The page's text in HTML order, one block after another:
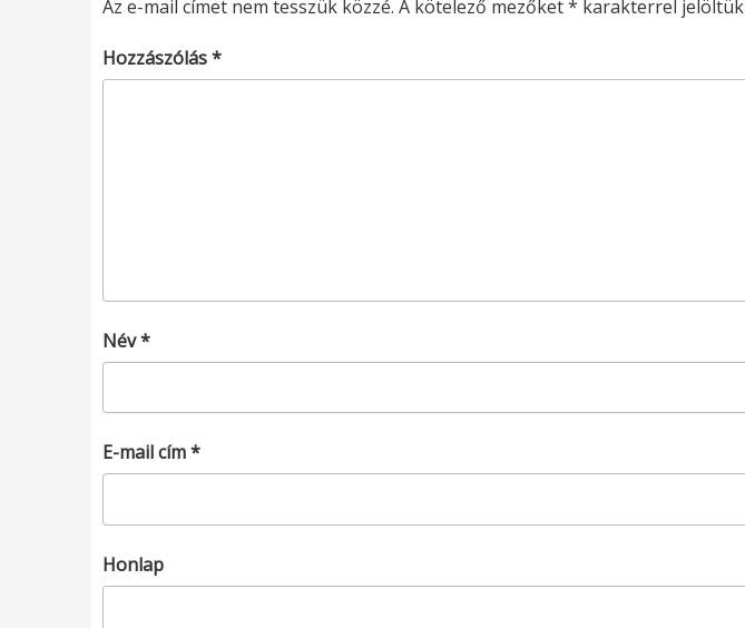
Az e-mail címet nem tesszük közzé. A kötelező mezőket* karakterrel jelöltük
Hozzászólás*
Név*
E-mail cím*
Honlap